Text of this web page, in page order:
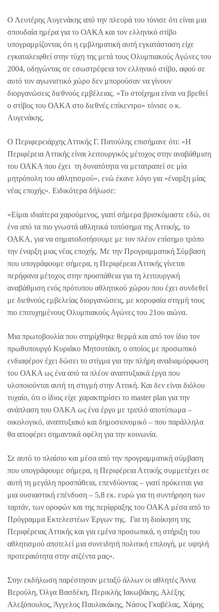
Ο Λευτέρης Αυγενάκης από την πλευρά του τόνισε ότι είναι μια
σπουδαία ημέρα για το ΟΑΚΑ και τον ελληνικό στίβο
υπογραμμίζοντας ότι η εμβληματική αυτή εγκατάσταση είχε
εγκαταλειφθεί στην τύχη της μετά τους Ολυμπιακούς Αγώνες του
2004, οδηγώντας σε εσωστρέφεια τον ελληνικό στίβο, αφού σε
αυτό τον αγωνιστικό χώρο δεν μπορούσαν να γίνουν
διοργανώσεις διεθνούς εμβέλειας. «Το στοίχημα είναι να βρεθεί
ο στίβος του ΟΑΚΑ στο διεθνές επίκεντρο» τόνισε ο κ.
Αυγενάκης.
Ο Περιφερειάρχης Αττικής Γ. Πατούλης επισήμανε ότι: «Η
Περιφέρεια Αττικής είναι λειτουργικός μέτοχος στην αναβάθμιση
του ΟΑΚΑ που έχει τη δυνατότητα να μετατραπεί σε μία
μητρόπολη του αθλητισμού», ενώ έκανε λόγο για «έναρξη μίας
νέας εποχής». Ειδικότερα δήλωσε:
«Είμαι ιδιαίτερα χαρούμενος, γιατί σήμερα βρισκόμαστε εδώ, σε
ένα από τα πιο γνωστά αθλητικά τοπόσημα της Αττικής, το
ΟΑΚΑ, για να σηματοδοτήσουμε με τον πλέον επίσημο τρόπο
την έναρξη μιας νέας εποχής. Με την Προγραμματική Σύμβαση
που υπογράφουμε σήμερα, η Περιφέρεια Αττικής γίνεται
περήφανα μέτοχος στην προσπάθεια για τη λειτουργική
αναβάθμιση ενός πρότυπου αθλητικού χώρου που έχει συνδεθεί
με διεθνούς εμβελείας διοργανώσεις, με κορυφαία στιγμή τους
πιο επιτυχημένους Ολυμπιακούς Αγώνες του 21ου αιώνα.
Μια πρωτοβουλία που στηρίχθηκε θερμά και από τον ίδιο τον
πρωθυπουργό Κυριάκο Μητσοτάκη, ο οποίος με προσωπικό
ενδιαφέρον έχει δώσει το στίγμα για την πλήρη αναδιαμόρφωση
του ΟΑΚΑ ως ένα από τα πλέον αναπτυξιακά έργα που
υλοποιούνται αυτή τη στιγμή στην Αττική. Και δεν είναι διόλου
τυχαίο, ότι ο ίδιος είχε χαρακτηρίσει το master plan για την
ανάπλαση του ΟΑΚΑ ως ένα έργο με τριπλό αποτύπωμα –
οικολογικό, αναπτυξιακό και δημοσιονομικό – που παράλληλα
θα αποφέρει σημαντικά οφέλη για την κοινωνία.
Σε αυτό το πλαίσιο και μέσα από την προγραμματική σύμβαση
που υπογράφουμε σήμερα, η Περιφέρεια Αττικής συμμετέχει σε
αυτή τη μεγάλη προσπάθεια, επενδύοντας – γιατί πρόκειται για
μια ουσιαστική επένδυση – 5,8 εκ. ευρώ για τη συντήρηση των
ταρτάν, των οροφών και της περίφραξης του ΟΑΚΑ μέσα από το
Πρόγραμμα Εκτελεστέων Έργων της. Για τη διοίκηση της
Περιφέρειας Αττικής και για εμένα προσωπικά, η στήριξη του
αθλητισμού αποτελεί μια συνειδητή πολιτική επιλογή, με υψηλή
προτεραιότητα στην ατζέντα μας».
Στην εκδήλωση παρέστησαν μεταξύ άλλων οι αθλητές Άννα
Βερούλη, Όλγα Βασδέκη, Περικλής Ιακωβάκης, Αλέξης
Αλεξόπουλος, Άγγελος Παυλακάκης, Νάσος Γκαβέλας, Χάρης